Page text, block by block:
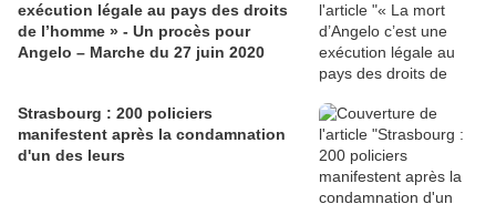
exécution légale au pays des droits
de l’homme » - Un procès pour
Angelo – Marche du 27 juin 2020
Strasbourg : 200 policiers
manifestent après la condamnation
d'un des leurs